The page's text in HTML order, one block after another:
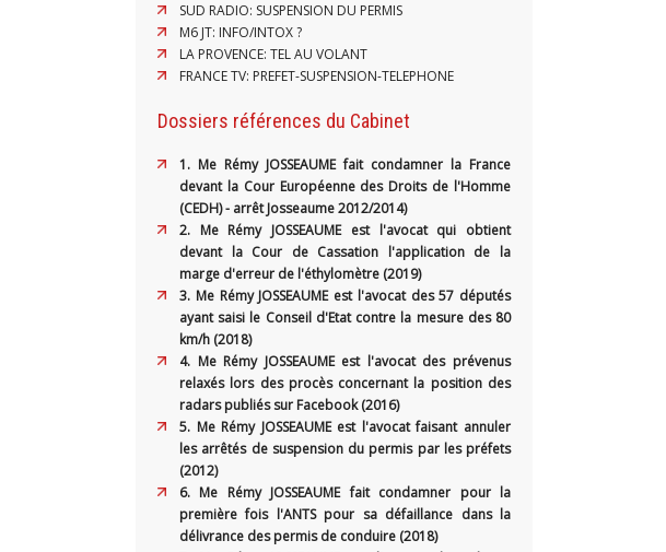
SUD RADIO: SUSPENSION DU PERMIS
M6 JT: INFO/INTOX ?
LA PROVENCE: TEL AU VOLANT
FRANCE TV: PREFET-SUSPENSION-TELEPHONE
Dossiers références du Cabinet
1. Me Rémy JOSSEAUME fait condamner la France
devant la Cour Européenne des Droits de l'Homme
(CEDH) - arrêt Josseaume 2012/2014)
2. Me Rémy JOSSEAUME est l'avocat qui obtient
devant la Cour de Cassation l'application de la
marge d'erreur de l'éthylomètre (2019)
3. Me Rémy JOSSEAUME est l'avocat des 57 députés
ayant saisi le Conseil d'Etat contre la mesure des 80
km/h (2018)
4. Me Rémy JOSSEAUME est l'avocat des prévenus
relaxés lors des procès concernant la position des
radars publiés sur Facebook (2016)
5. Me Rémy JOSSEAUME est l'avocat faisant annuler
les arrêtés de suspension du permis par les préfets
(2012)
6. Me Rémy JOSSEAUME fait condamner pour la
première fois l'ANTS pour sa défaillance dans la
délivrance des permis de conduire (2018)